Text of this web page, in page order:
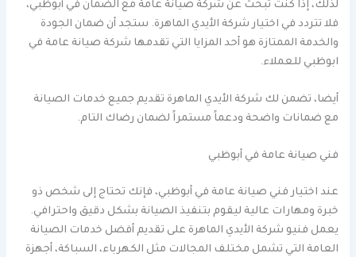
لذلك، إذا كنت تبحث عن شركة صيانة عامة مع الضمان في أبوظبي،
فلا تتردد في اختيار شركة الأيدي الماهرة. ستجد أن ضمان الجودة
والخدمة الممتازة هو أحد المزايا التي تقدمها شركة صيانة عامة في
ابوظبي للعملاء.
أيضا، تضمن لك شركة الأيدي الماهرة تقديم جميع خدمات الصيانة
مع ضمانات واضحة ودعماً مستمراً لضمان رضاك التام.
فني صيانة عامة في أبوظبي
عند اختيار فني صيانة عامة في أبوظبي، فإنك تحتاج إلى شخص ذو
خبرة ومهارات عالية ليقوم بتنفيذ الصيانة بشكل دقيق واحترافي.
يعمل فنيو شركة الأيدي الماهرة على تقديم أفضل خدمات الصيانة
العامة التي تشمل مختلف المجالات مثل الكهرباء، السباكة، أجهزة